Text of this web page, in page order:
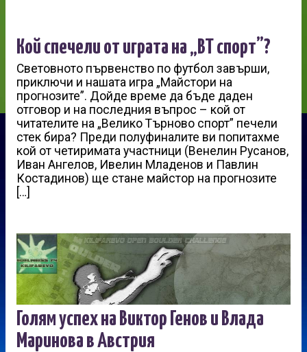
Кой спечели от играта на „ВТ спорт”?
Световното първенство по футбол завърши,
приключи и нашата игра „Майстори на
прогнозите”. Дойде време да бъде даден
отговор и на последния въпрос – кой от
читателите на „Велико Търново спорт” печели
стек бира? Преди полуфиналите ви попитахме
кой от четиримата участници (Венелин Русанов,
Иван Ангелов, Ивелин Младенов и Павлин
Костадинов) ще стане майстор на прогнозите
[…]
Голям успех на Виктор Генов и Влада
Маринова в Австрия